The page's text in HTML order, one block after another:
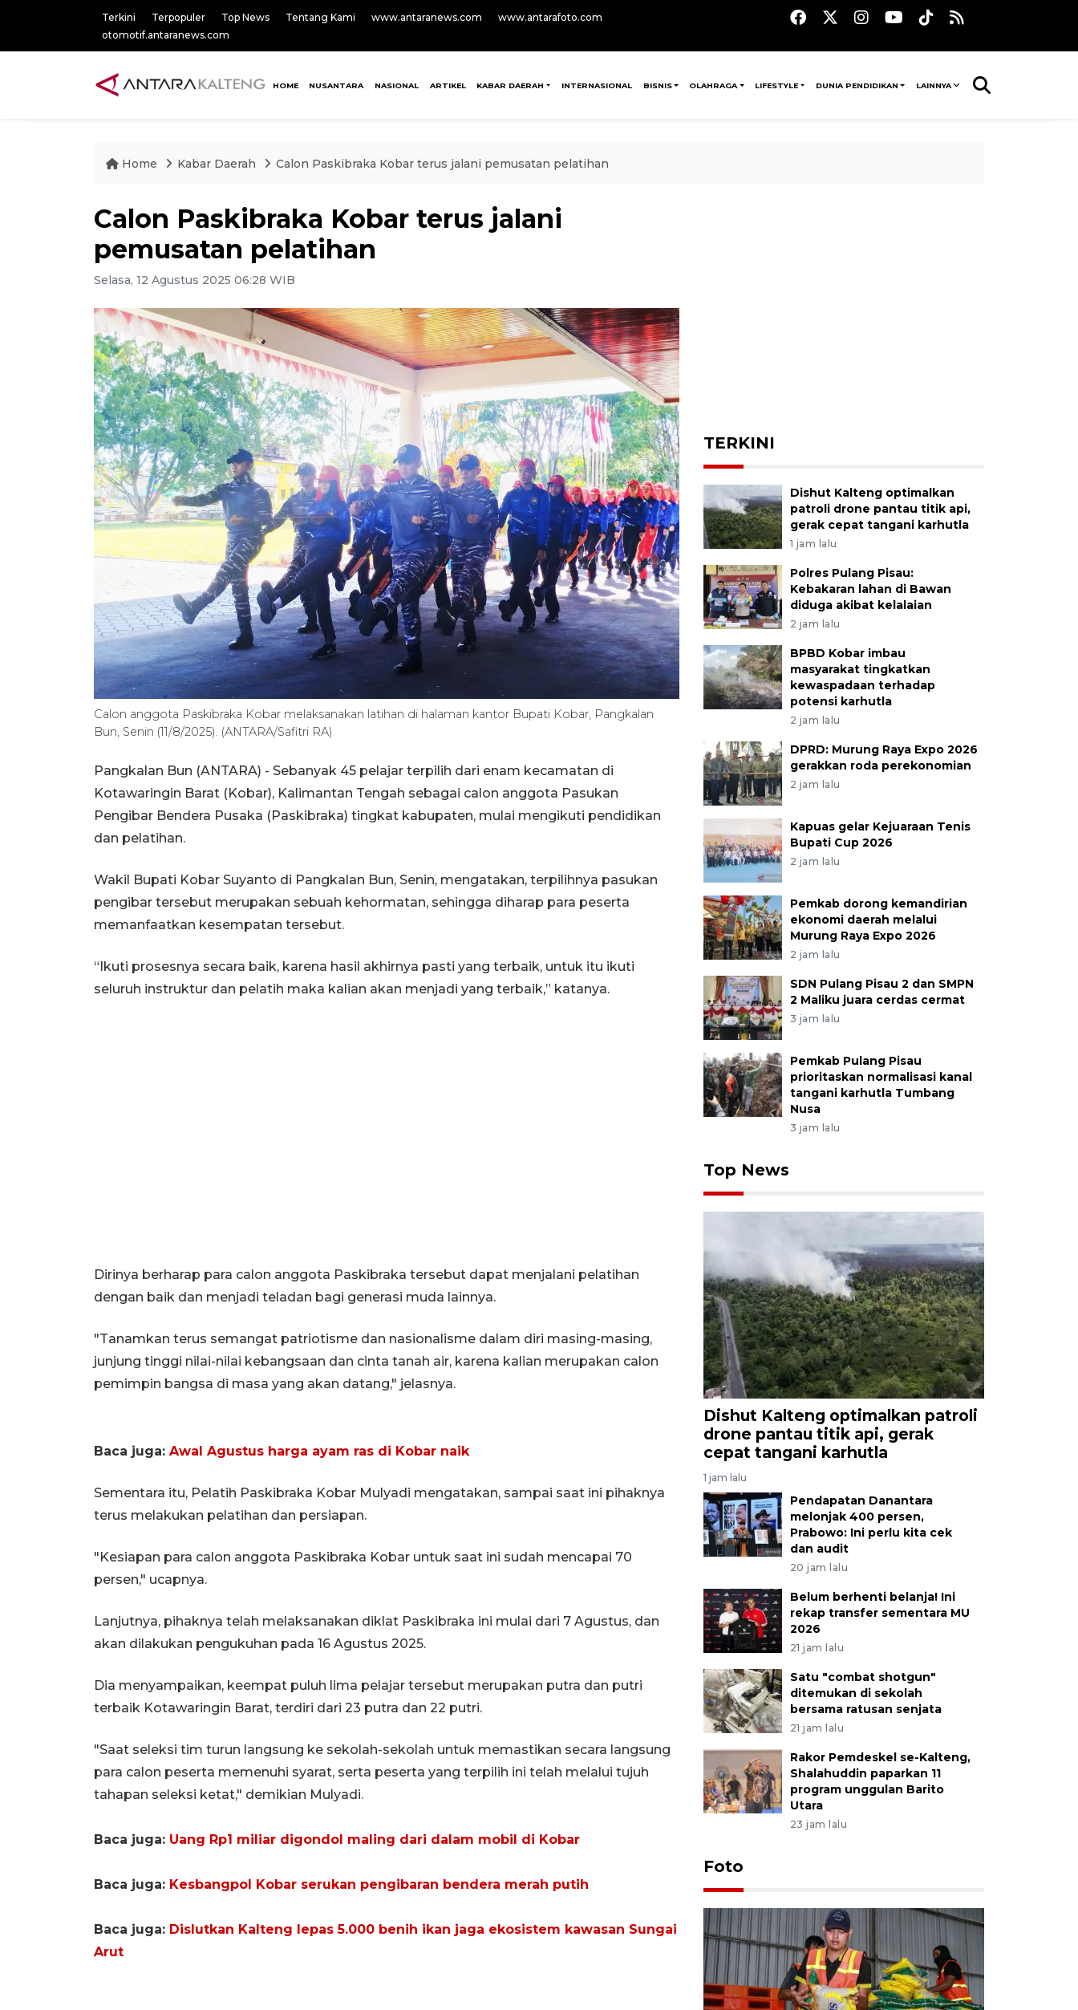
Terkini Terpopuler Top News Tentang Kami www.antaranews.com
www.antarafoto.com
otomotif.antaranews.com
HOME NUSANTARA NASIONAL ARTIKEL KABAR DAERAH INTERNASIONAL BISNIS OLAHRAGA LIFESTYLE DUNIA PENDIDIKAN LAINNYA
Home Kabar Daerah Calon Paskibraka Kobar terus jalani pemusatan pelatihan
Calon Paskibraka Kobar terus jalani
pemusatan pelatihan
Selasa, 12 Agustus 2025 06:28 WIB
Calon anggota Paskibraka Kobar melaksanakan latihan di halaman kantor Bupati Kobar, Pangkalan
Bun, Senin (11/8/2025). (ANTARA/Safitri RA)
Pangkalan Bun (ANTARA) - Sebanyak 45 pelajar terpilih dari enam kecamatan di
Kotawaringin Barat (Kobar), Kalimantan Tengah sebagai calon anggota Pasukan
Pengibar Bendera Pusaka (Paskibraka) tingkat kabupaten, mulai mengikuti pendidikan
dan pelatihan.
Wakil Bupati Kobar Suyanto di Pangkalan Bun, Senin, mengatakan, terpilihnya pasukan
pengibar tersebut merupakan sebuah kehormatan, sehingga diharap para peserta
memanfaatkan kesempatan tersebut.
“Ikuti prosesnya secara baik, karena hasil akhirnya pasti yang terbaik, untuk itu ikuti
seluruh instruktur dan pelatih maka kalian akan menjadi yang terbaik,” katanya.
Dirinya berharap para calon anggota Paskibraka tersebut dapat menjalani pelatihan
dengan baik dan menjadi teladan bagi generasi muda lainnya.
"Tanamkan terus semangat patriotisme dan nasionalisme dalam diri masing-masing,
junjung tinggi nilai-nilai kebangsaan dan cinta tanah air, karena kalian merupakan calon
pemimpin bangsa di masa yang akan datang," jelasnya.
Baca juga: Awal Agustus harga ayam ras di Kobar naik
Sementara itu, Pelatih Paskibraka Kobar Mulyadi mengatakan, sampai saat ini pihaknya
terus melakukan pelatihan dan persiapan.
"Kesiapan para calon anggota Paskibraka Kobar untuk saat ini sudah mencapai 70
persen," ucapnya.
Lanjutnya, pihaknya telah melaksanakan diklat Paskibraka ini mulai dari 7 Agustus, dan
akan dilakukan pengukuhan pada 16 Agustus 2025.
Dia menyampaikan, keempat puluh lima pelajar tersebut merupakan putra dan putri
terbaik Kotawaringin Barat, terdiri dari 23 putra dan 22 putri.
"Saat seleksi tim turun langsung ke sekolah-sekolah untuk memastikan secara langsung
para calon peserta memenuhi syarat, serta peserta yang terpilih ini telah melalui tujuh
tahapan seleksi ketat," demikian Mulyadi.
Baca juga: Uang Rp1 miliar digondol maling dari dalam mobil di Kobar
Baca juga: Kesbangpol Kobar serukan pengibaran bendera merah putih
Baca juga: Dislutkan Kalteng lepas 5.000 benih ikan jaga ekosistem kawasan Sungai
Arut
TERKINI
Dishut Kalteng optimalkan
patroli drone pantau titik api,
gerak cepat tangani karhutla
1 jam lalu
Polres Pulang Pisau:
Kebakaran lahan di Bawan
diduga akibat kelalaian
2 jam lalu
BPBD Kobar imbau
masyarakat tingkatkan
kewaspadaan terhadap
potensi karhutla
2 jam lalu
DPRD: Murung Raya Expo 2026
gerakkan roda perekonomian
2 jam lalu
Kapuas gelar Kejuaraan Tenis
Bupati Cup 2026
2 jam lalu
Pemkab dorong kemandirian
ekonomi daerah melalui
Murung Raya Expo 2026
2 jam lalu
SDN Pulang Pisau 2 dan SMPN
2 Maliku juara cerdas cermat
3 jam lalu
Pemkab Pulang Pisau
prioritaskan normalisasi kanal
tangani karhutla Tumbang
Nusa
3 jam lalu
Top News
Dishut Kalteng optimalkan patroli
drone pantau titik api, gerak
cepat tangani karhutla
1 jam lalu
Pendapatan Danantara
melonjak 400 persen,
Prabowo: Ini perlu kita cek
dan audit
20 jam lalu
Belum berhenti belanja! Ini
rekap transfer sementara MU
2026
21 jam lalu
Satu "combat shotgun"
ditemukan di sekolah
bersama ratusan senjata
21 jam lalu
Rakor Pemdeskel se-Kalteng,
Shalahuddin paparkan 11
program unggulan Barito
Utara
23 jam lalu
Foto